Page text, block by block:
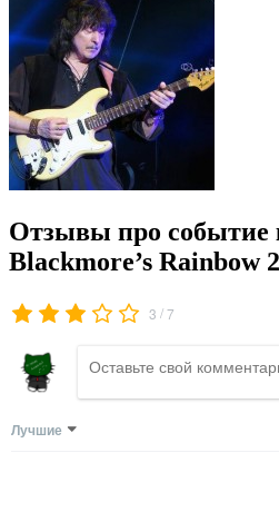
Отзывы про событие
Blackmore’s Rainbow
3 /7
Лучшие